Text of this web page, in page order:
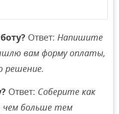
Ответ:Напишите
вам форму оплаты,
решение.
Ответ: Соберите как
чем больше тем